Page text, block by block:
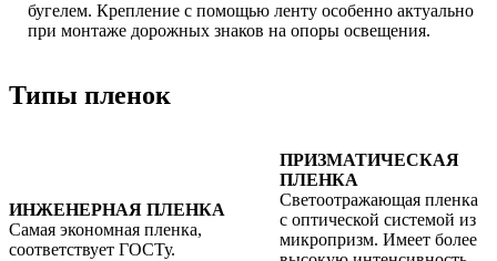
бугелем. Крепление с помощью ленту особенно актуально
при монтаже дорожных знаков на опоры освещения.
Типы пленок
ИНЖЕНЕРНАЯ ПЛЕНКА
Самая экономная пленка,
соответствует ГОСТу.
ПРИЗМАТИЧЕСКАЯ
ПЛЕНКА
Светоотражающая пленка
с оптической системой из
микропризм. Имеет более